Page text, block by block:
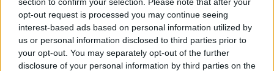
opt-out request is processed you may continue seeing
interest-based ads based on personal information utilized by
us or personal information disclosed to third parties prior to
your opt-out. You may separately opt-out of the further
disclosure of your personal information by third parties on the